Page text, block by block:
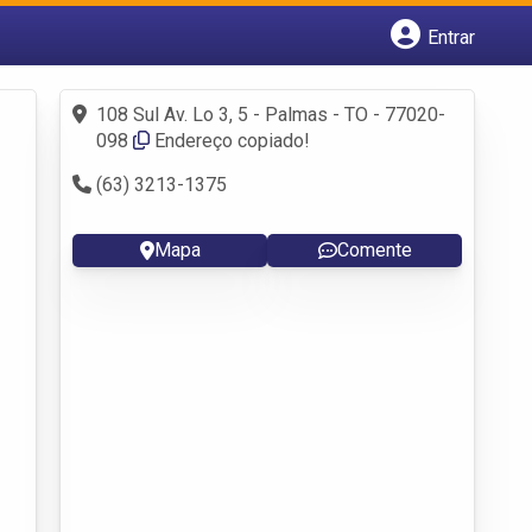
Entrar
Fazer login
Criar conta
108 Sul Av. Lo 3, 5 - Palmas - TO - 77020-
098
Endereço copiado!
(63) 3213-1375
Mapa Comente